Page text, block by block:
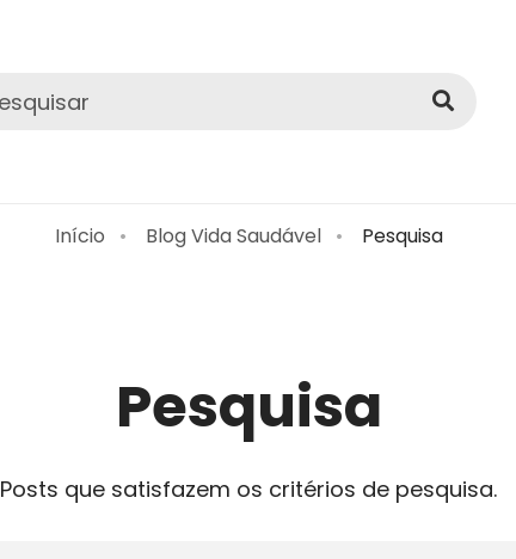
Início Blog Vida Saudável Pesquisa
Pesquisa
Posts que satisfazem os critérios de pesquisa.